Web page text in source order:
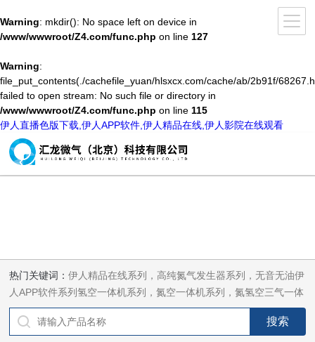
Warning: mkdir(): No space left on device in
/www/wwwroot/Z4.com/func.php on line 127
Warning:
file_put_contents(./cachefile_yuan/hlsxcx.com/cache/ab/2b91f/
failed to open stream: No such file or directory in
/www/wwwroot/Z4.com/func.php on line 115
伊人直播色版下载,伊人APP软件,伊人精品在线,伊人影院在线观看
热门关键词：伊人精品在线系列，高纯氮气发生器系列，无音无油伊
人APP软件系列氢空一体机系列，氮空一体机系列，氮氢空三气一体
机系列，气体净化器系列，代理日本DKK-TOA水质分析，水质检测
仪器，代理南韩SitekPH/离子计，DO计，电导计，多功能计，